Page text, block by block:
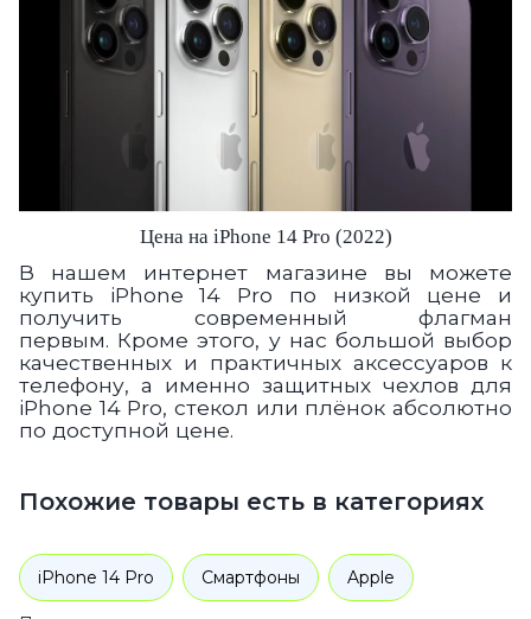
Цена на iPhone 14 Pro (2022)
В нашем интернет магазине вы можете
купить iPhone 14 Pro по низкой цене и
получить современный флагман
первым. Кроме этого, у нас большой выбор
качественных и практичных аксессуаров к
телефону, а именно защитных чехлов для
iPhone 14 Pro, стекол или плёнок абсолютно
по доступной цене.
Похожие товары есть в категориях
iPhone 14 Pro Смартфоны Apple